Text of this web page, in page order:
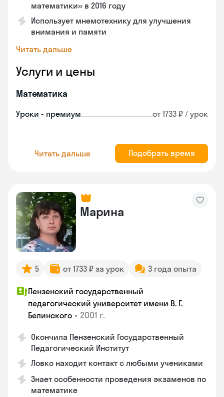
математики» в 2016 году
Использует мнемотехнику для улучшения
внимания и памяти
Читать дальше
Услуги и цены
Математика
Уроки - премиум от 1733 ₽ / урок
Читать дальше Подобрать время
Марина
5 от 1733 ₽ за урок 3 года опыта
Пензенский государственный
педагогический университет имени В. Г.
Белинского • 2001 г.
Окончила Пензенский Государственный
Педагогический Институт
Ловко находит контакт с любыми учениками
Знает особенности проведения экзаменов по
математике